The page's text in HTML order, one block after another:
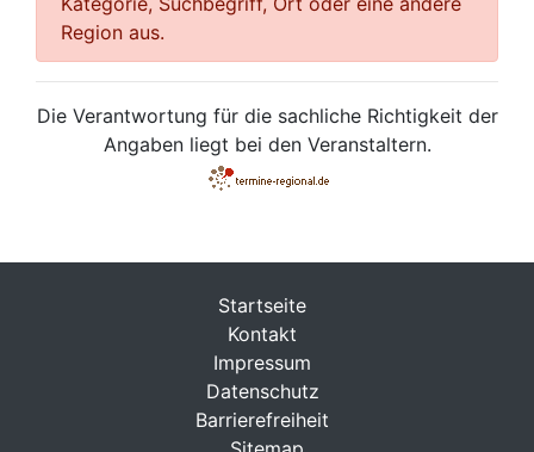
Region aus.
Die Verantwortung für die sachliche Richtigkeit der
Angaben liegt bei den Veranstaltern.
Startseite
Kontakt
Impressum
Datenschutz
Barrierefreiheit